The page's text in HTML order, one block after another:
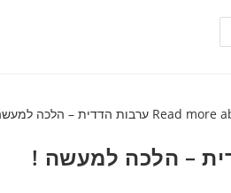
– הלכה למעשה !​